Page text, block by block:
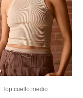
Top cuello medio